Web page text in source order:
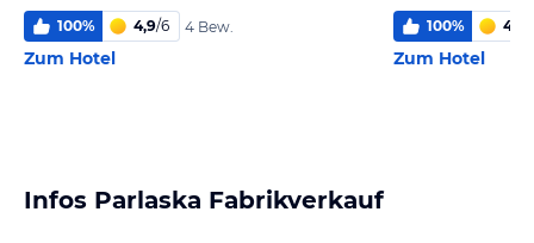
100% 4,9/6 4 Bew.
Zum Hotel
100% 4,5
Zum Hotel
Infos Parlaska Fabrikverkauf